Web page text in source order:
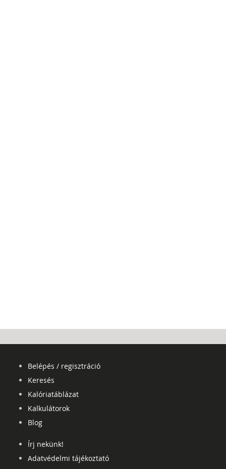
Belépés / regisztráció
Keresés
Kalóriatáblázat
Kalkulátorok
Blog
Írj nekünk!
Adatvédelmi tájékoztató